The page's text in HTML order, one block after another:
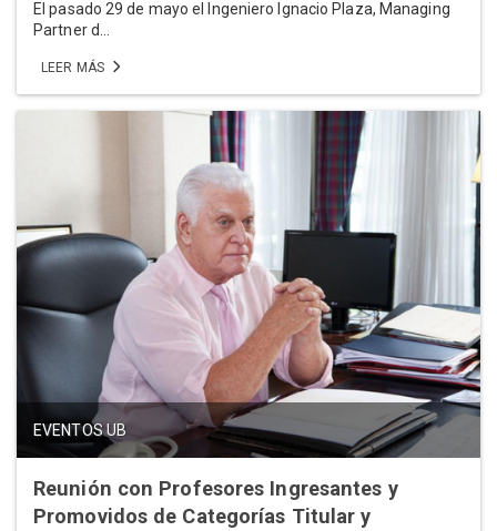
El pasado 29 de mayo el Ingeniero Ignacio Plaza, Managing
Partner d...
LEER MÁS
EVENTOS UB
Reunión con Profesores Ingresantes y
Promovidos de Categorías Titular y